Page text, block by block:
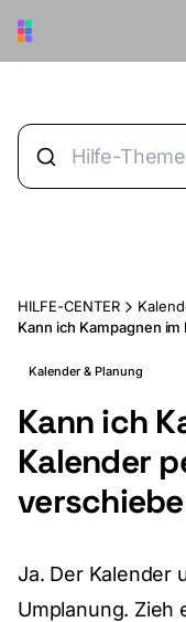
HILFE-CENTER
Kann ich Kampagnen
Kalender & Planung
Kann ich
Kalender
Ja. Der Kalender
Umplanung. Zieh